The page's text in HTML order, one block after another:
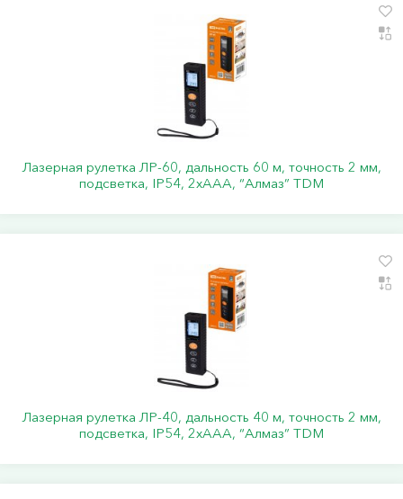
Лазерная рулетка ЛР-60, дальность 60 м, точность 2 мм,
подсветка, IP54, 2хAAA, “Алмаз” TDM
Лазерная рулетка ЛР-40, дальность 40 м, точность 2 мм,
подсветка, IP54, 2хAAA, “Алмаз” TDM